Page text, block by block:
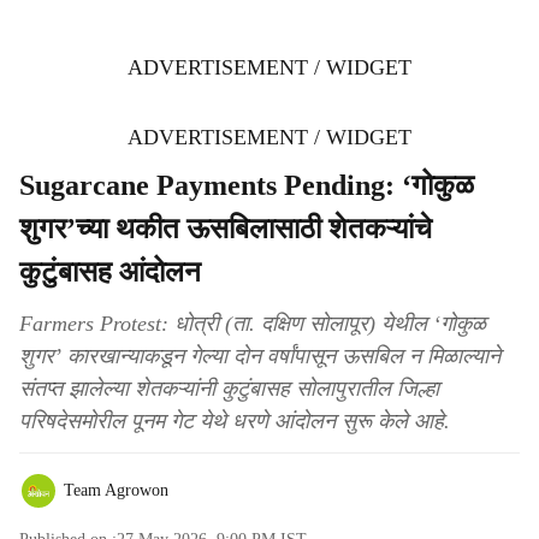
ADVERTISEMENT / WIDGET
ADVERTISEMENT / WIDGET
Sugarcane Payments Pending: ‘गोकुळ
शुगर’च्या थकीत ऊसबिलासाठी शेतकऱ्यांचे
कुटुंबासह आंदोलन
Farmers Protest: धोत्री (ता. दक्षिण सोलापूर) येथील ‘गोकुळ
शुगर’ कारखान्याकडून गेल्या दोन वर्षांपासून ऊसबिल न मिळाल्याने
संतप्त झालेल्या शेतकऱ्यांनी कुटुंबासह सोलापुरातील जिल्हा
परिषदेसमोरील पूनम गेट येथे धरणे आंदोलन सुरू केले आहे.
Team Agrowon